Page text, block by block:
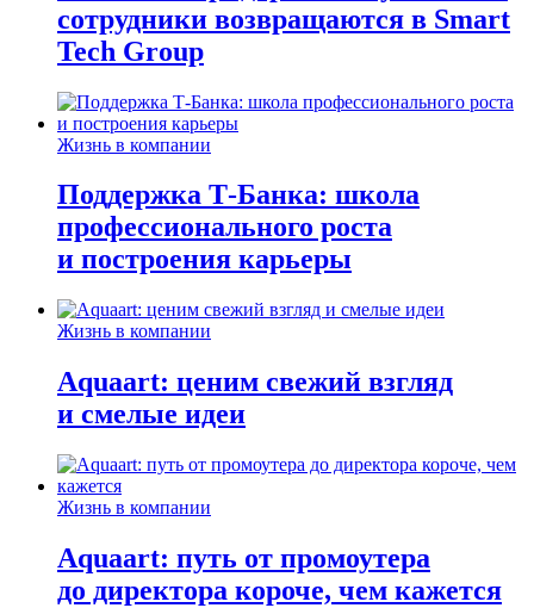
сотрудники возвращаются в Smart
Tech Group
Жизнь в компании
Поддержка Т-Банка: школа
профессионального роста
и построения карьеры
Жизнь в компании
Aquaart: ценим свежий взгляд
и смелые идеи
Жизнь в компании
Aquaart: путь от промоутера
до директора короче, чем кажется